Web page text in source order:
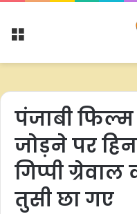
Menu
पंजाबी
जोड़ने पर
गिप्पी
तुसी छा गए